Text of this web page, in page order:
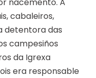
nacemento. A
cabaleiros,
detentora das
campesiños
da Igrexa
era responsable